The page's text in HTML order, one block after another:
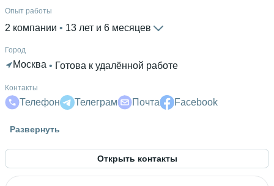
Опыт работы
2 компании 13 лет и 6 месяцев
Город
Москва • Готова к удалённой работе
Контакты
Телефон Телеграм Почта Facebook
Развернуть
Открыть контакты